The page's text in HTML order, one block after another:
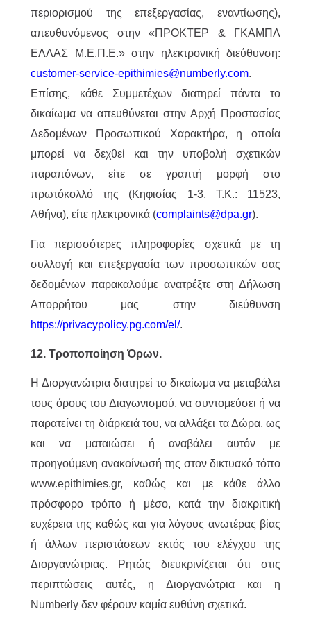
περιορισμού της επεξεργασίας, εναντίωσης),
απευθυνόμενος στην «ΠΡΟΚΤΕΡ & ΓΚΑΜΠΛ
ΕΛΛΑΣ M.Ε.Π.Ε.» στην ηλεκτρονική διεύθυνση:
customer-service-epithimies@numberly.com.
Επίσης, κάθε Συμμετέχων διατηρεί πάντα το
δικαίωμα να απευθύνεται στην Αρχή Προστασίας
Δεδομένων Προσωπικού Χαρακτήρα, η οποία
μπορεί να δεχθεί και την υποβολή σχετικών
παραπόνων, είτε σε γραπτή μορφή στο
πρωτόκολλό της (Κηφισίας 1-3, Τ.Κ.: 11523,
Αθήνα), είτε ηλεκτρονικά (complaints@dpa.gr).
Για περισσότερες πληροφορίες σχετικά με τη
συλλογή και επεξεργασία των προσωπικών σας
δεδομένων παρακαλούμε ανατρέξτε στη Δήλωση
Απορρήτου μας στην διεύθυνση
https://privacypolicy.pg.com/el/.
12. Τροποποίηση Όρων.
Η Διοργανώτρια διατηρεί το δικαίωμα να μεταβάλει
τους όρους του Διαγωνισμού, να συντομεύσει ή να
παρατείνει τη διάρκειά του, να αλλάξει τα Δώρα, ως
και να ματαιώσει ή αναβάλει αυτόν με
προηγούμενη ανακοίνωσή της στον δικτυακό τόπο
www.epithimies.gr, καθώς και με κάθε άλλο
πρόσφορο τρόπο ή μέσο, κατά την διακριτική
ευχέρεια της καθώς και για λόγους ανωτέρας βίας
ή άλλων περιστάσεων εκτός του ελέγχου της
Διοργανώτριας. Ρητώς διευκρινίζεται ότι στις
περιπτώσεις αυτές, η Διοργανώτρια και η
Numberly δεν φέρουν καμία ευθύνη σχετικά.